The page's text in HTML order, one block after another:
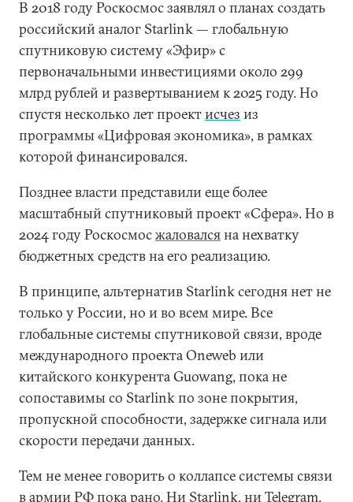
В 2018 году Роскосмос заявлял о планах создать
российский аналог Starlink — глобальную
спутниковую систему «Эфир» с
первоначальными инвестициями около 299
млрд рублей и развертыванием к 2025 году. Но
спустя несколько лет проектисчез из
программы «Цифровая экономика», в рамках
которой финансировался.
Позднее власти представили еще более
масштабный спутниковый проект «Сфера». Но в
2024 году Роскосмосжаловалсяна нехватку
бюджетных средств на его реализацию.
В принципе, альтернатив Starlink сегодня нет не
только у России, но и во всем мире. Все
глобальные системы спутниковой связи, вроде
международного проекта Oneweb или
китайского конкурента Guowang, пока не
сопоставимы со Starlink по зоне покрытия,
пропускной способности, задержке сигнала или
скорости передачи данных.
Тем не менее говорить о коллапсе системы связи
в армии РФ пока рано. Ни Starlink, ни Telegram,